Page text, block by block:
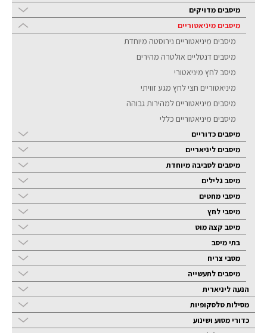
מיסבים מדויקים
מיסבים מיניאטוריים
מיסבים מיניאטוריים נירוסטה מיוחדת
מיסבים דנטליים אולטרה מהירים
מיסב לחץ מיניאטורי
מיניאטוריים חצי לחץ מגע זוויתי
מיסבים מיניאטוריים למהירות גבוהה
מיסבים מיניאטוריים כללי
מיסבים כדוריים
מיסבים ליניאריים
מיסבים לסביבה מיוחדת
מיסב גלילים
מיסבי מחטים
מיסבי לחץ
מיסב קצה מוט
בתי מיסב
מסבי צריח
מיסבים לתעשייה
הנעה ליניארית
מסילות טלסקופיות
כדורי מסוע ושינוע